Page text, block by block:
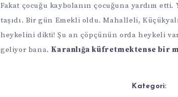
Fakat çocuğu kaybolanın çocuğuna yardım etti.
taşıdı. Bir gün Emekli oldu. Mahalleli,
heykelini dikti! Şu an çöpçünün orda heykeli
geliyor bana.Karanlığa küfretmektense bir
Kategori: